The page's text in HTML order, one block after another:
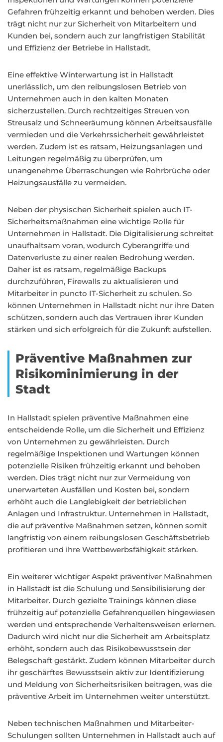
Gefahren frühzeitig erkannt und behoben werden. Dies
trägt nicht nur zur Sicherheit von Mitarbeitern und
Kunden bei, sondern auch zur langfristigen Stabilität
und Effizienz der Betriebe in Hallstadt.
Eine effektive Winterwartung ist in Hallstadt
unerlässlich, um den reibungslosen Betrieb von
Unternehmen auch in den kalten Monaten
sicherzustellen. Durch rechtzeitiges Streuen von
Streusalz und Schneeräumung können Arbeitsausfälle
vermieden und die Verkehrssicherheit gewährleistet
werden. Zudem ist es ratsam, Heizungsanlagen und
Leitungen regelmäßig zu überprüfen, um
unangenehme Überraschungen wie Rohrbrüche oder
Heizungsausfälle zu vermeiden.
Neben der physischen Sicherheit spielen auch IT-
Sicherheitsmaßnahmen eine wichtige Rolle für
Unternehmen in Hallstadt. Die Digitalisierung schreitet
unaufhaltsam voran, wodurch Cyberangriffe und
Datenverluste zu einer realen Bedrohung werden.
Daher ist es ratsam, regelmäßige Backups
durchzuführen, Firewalls zu aktualisieren und
Mitarbeiter in puncto IT-Sicherheit zu schulen. So
können Unternehmen in Hallstadt nicht nur ihre Daten
schützen, sondern auch das Vertrauen ihrer Kunden
stärken und sich erfolgreich für die Zukunft aufstellen.
Präventive Maßnahmen zur
Risikominimierung in der
Stadt
In Hallstadt spielen präventive Maßnahmen eine
entscheidende Rolle, um die Sicherheit und Effizienz
von Unternehmen zu gewährleisten. Durch
regelmäßige Inspektionen und Wartungen können
potenzielle Risiken frühzeitig erkannt und behoben
werden. Dies trägt nicht nur zur Vermeidung von
unerwarteten Ausfällen und Kosten bei, sondern
erhöht auch die Langlebigkeit der betrieblichen
Anlagen und Infrastruktur. Unternehmen in Hallstadt,
die auf präventive Maßnahmen setzen, können somit
langfristig von einem reibungslosen Geschäftsbetrieb
profitieren und ihre Wettbewerbsfähigkeit stärken.
Ein weiterer wichtiger Aspekt präventiver Maßnahmen
in Hallstadt ist die Schulung und Sensibilisierung der
Mitarbeiter. Durch gezielte Trainings können diese
frühzeitig auf potenzielle Gefahrenquellen hingewiesen
werden und entsprechende Verhaltensweisen erlernen.
Dadurch wird nicht nur die Sicherheit am Arbeitsplatz
erhöht, sondern auch das Risikobewusstsein der
Belegschaft gestärkt. Zudem können Mitarbeiter durch
ihr geschärftes Bewusstsein aktiv zur Identifizierung
und Meldung von Sicherheitsrisiken beitragen, was die
präventive Arbeit im Unternehmen weiter unterstützt.
Neben technischen Maßnahmen und Mitarbeiter-
Schulungen sollten Unternehmen in Hallstadt auch auf